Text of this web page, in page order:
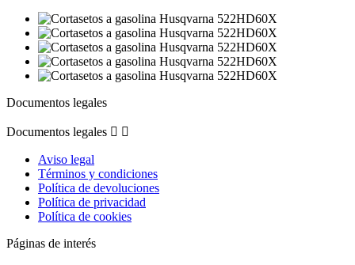
Documentos legales
Documentos legales  
Aviso legal
Términos y condiciones
Política de devoluciones
Política de privacidad
Política de cookies
Páginas de interés